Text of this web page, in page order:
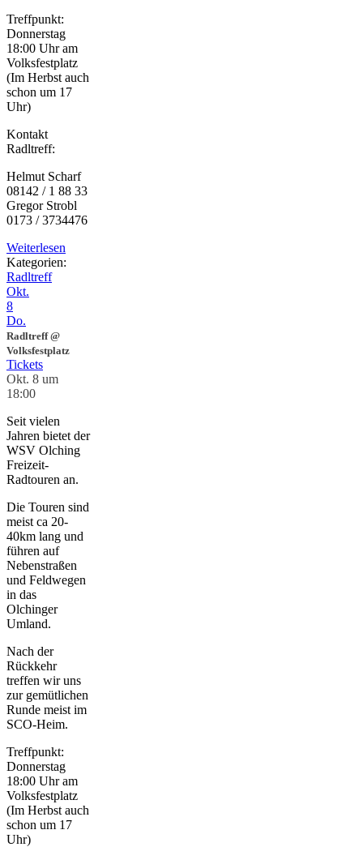
Treffpunkt:
Donnerstag
18:00 Uhr am
Volksfestplatz
(Im Herbst auch
schon um 17
Uhr)
Kontakt
Radltreff:
Helmut Scharf
08142 / 1 88 33
Gregor Strobl
0173 / 3734476
Weiterlesen
Kategorien:
Radltreff
Okt.
8
Do.
Radltreff@
Volksfestplatz
Tickets
Okt. 8 um
18:00
Seit vielen
Jahren bietet der
WSV Olching
Freizeit-
Radtouren an.
Die Touren sind
meist ca 20-
40km lang und
führen auf
Nebenstraßen
und Feldwegen
in das
Olchinger
Umland.
Nach der
Rückkehr
treffen wir uns
zur gemütlichen
Runde meist im
SCO-Heim.
Treffpunkt:
Donnerstag
18:00 Uhr am
Volksfestplatz
(Im Herbst auch
schon um 17
Uhr)